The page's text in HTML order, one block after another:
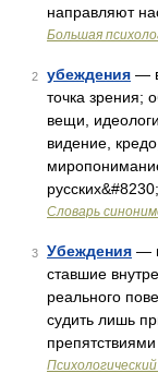
направляют
Большая
2 убеждения —
точка зрения;
вещи,
видение,
Словарь
3 Убеждения —
ставшие
реального
судить лишь
препятствиями